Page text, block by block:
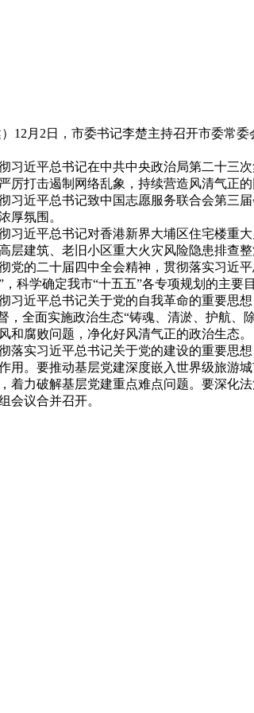
月2日，市委书记李楚主持召开市委常委
近平总书记在中共中央政治局第二十三次
厉打击遏制网络乱象，持续营造风清气正的
近平总书记致中国志愿服务联合会第三届
厚氛围。
近平总书记对香港新界大埔区住宅楼重大
层建筑、老旧小区重大火灾风险隐患排查
的二十届四中全会精神，贯彻落实习近平
科学确定我市“十五五”各专项规划的主要
近平总书记关于党的自我革命的重要思想
，全面实施政治生态“铸魂、清淤、护航
和腐败问题，净化好风清气正的政治生态。
实习近平总书记关于党的建设的重要思想
用。要推动基层党建深度嵌入世界级旅游
着力破解基层党建重点难点问题。要深化
会议合并召开。